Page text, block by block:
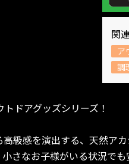
関
ア
調
ドアグッズシリーズ！
級感を演出する、天然ア
さなお子様がいる状況でも